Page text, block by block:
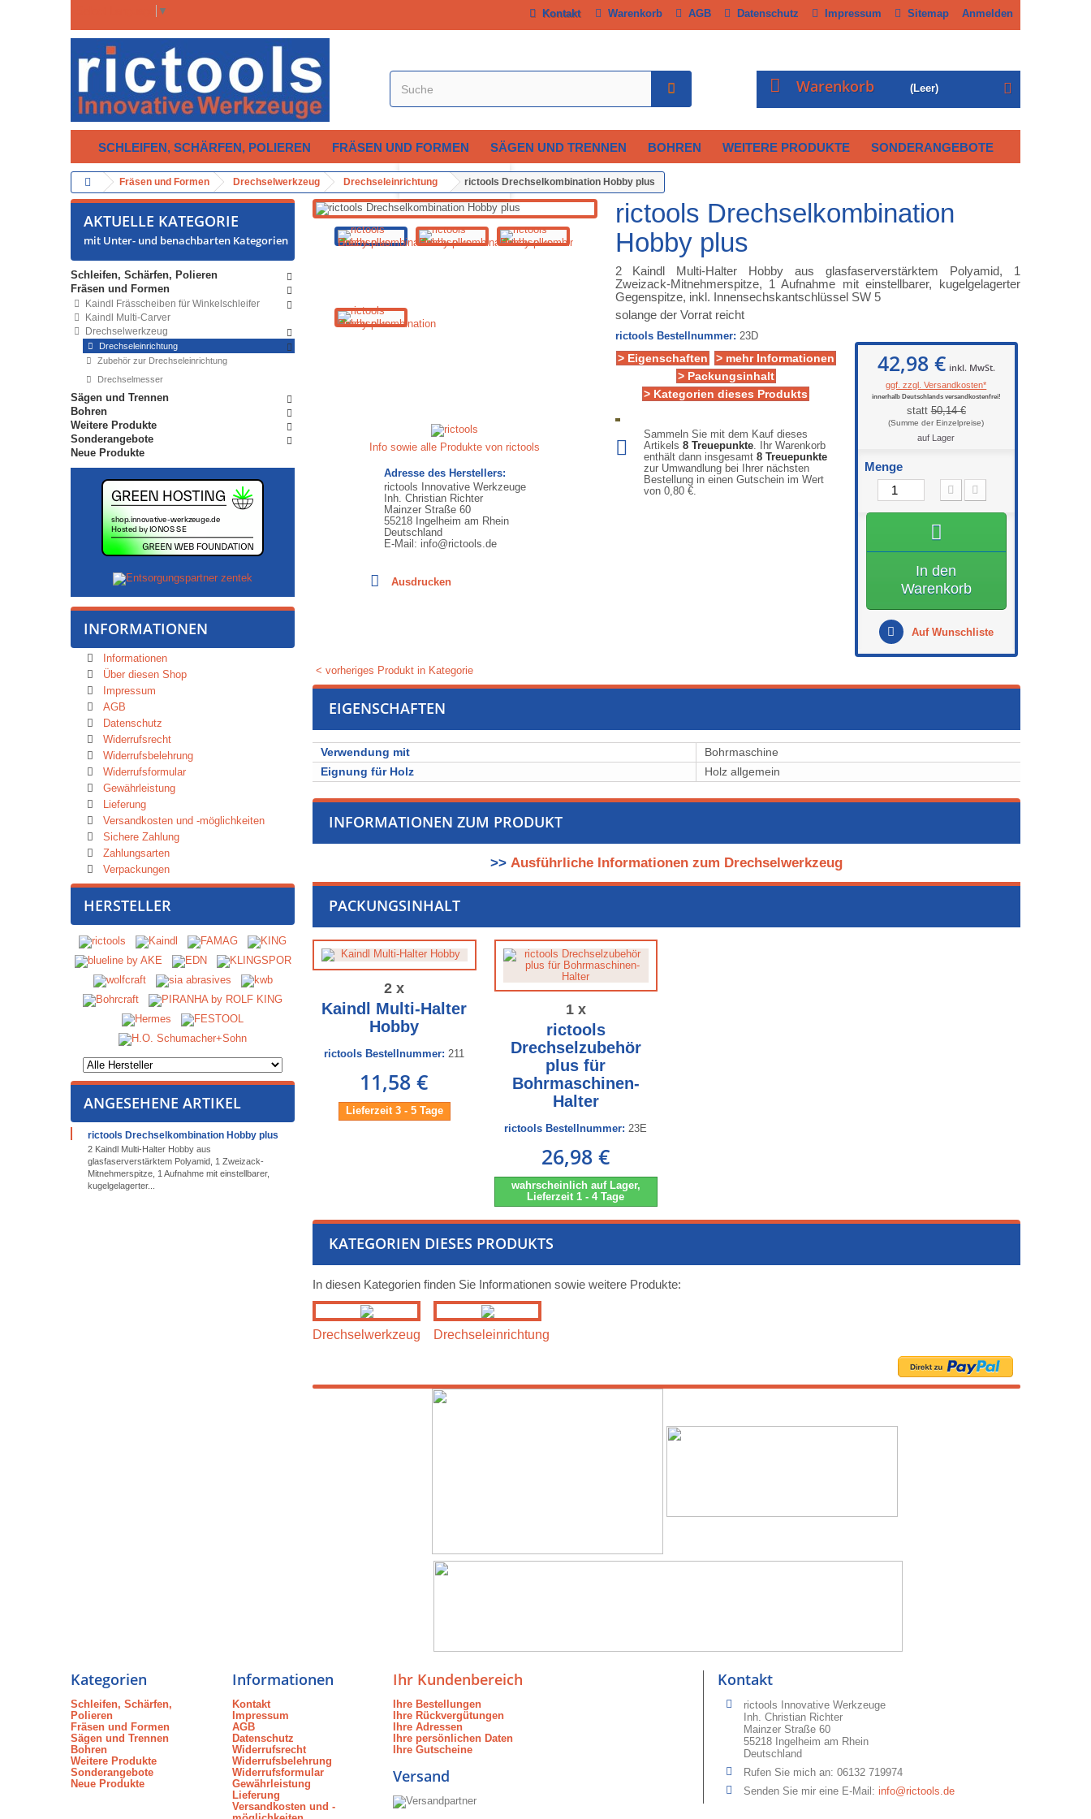
Anmelden
▼ Sitemap
Impressum
Datenschutz
AGB
Warenkorb
Kontakt
Warenkorb (Leer)
SCHLEIFEN, SCHÄRFEN, POLIEREN FRÄSEN UND FORMEN SÄGEN UND TRENNEN BOHREN WEITERE PRODUKTE SONDERANGEBOTE
Fräsen und Formen Drechselwerkzeug Drechseleinrichtung rictools Drechselkombination Hobby plus
AKTUELLE KATEGORIE
mit Unter- und benachbarten Kategorien
Schleifen, Schärfen, Polieren
Fräsen und Formen
Kaindl Frässcheiben für Winkelschleifer
Kaindl Multi-Carver
Drechselwerkzeug
Drechseleinrichtung
Zubehör zur Drechseleinrichtung
Drechselmesser
Sägen und Trennen
Bohren
Weitere Produkte
Sonderangebote
Neue Produkte
INFORMATIONEN
Informationen
Über diesen Shop
Impressum
AGB
Datenschutz
Widerrufsrecht
Widerrufsbelehrung
Widerrufsformular
Gewährleistung
Lieferung
Versandkosten und -möglichkeiten
Sichere Zahlung
Zahlungsarten
Verpackungen
HERSTELLER
ANGESEHENE ARTIKEL
rictools Drechselkombination Hobby plus
2 Kaindl Multi-Halter Hobby aus
glasfaserverstärktem Polyamid, 1 Zweizack-
Mitnehmerspitze, 1 Aufnahme mit einstellbarer,
kugelgelagerter...
Vergrößern
Info sowie alle Produkte von rictools
Adresse des Herstellers:
rictools Innovative Werkzeuge
Inh. Christian Richter
Mainzer Straße 60
55218 Ingelheim am Rhein
Deutschland
E-Mail: info@rictools.de
Ausdrucken
rictools Drechselkombination
Hobby plus
2 Kaindl Multi-Halter Hobby aus glasfaserverstärktem Polyamid, 1
Zweizack-Mitnehmerspitze, 1 Aufnahme mit einstellbarer, kugelgelagerter
Gegenspitze, inkl. Innensechskantschlüssel SW 5
solange der Vorrat reicht
rictools Bestellnummer: 23D
> Eigenschaften
> mehr Informationen
> Packungsinhalt
> Kategorien dieses Produkts
Sammeln Sie mit dem Kauf dieses
Artikels 8Treuepunkte. Ihr Warenkorb
enthält dann insgesamt 8Treuepunkte
zur Umwandlung bei Ihrer nächsten
Bestellung in einen Gutschein im Wert
von 0,80 €.
42,98 € inkl. MwSt.
ggf. zzgl. Versandkosten*
innerhalb Deutschlands versandkostenfrei!
statt50,14 €
auf Lager
Menge
In den
Warenkorb
Auf Wunschliste
< vorheriges Produkt in Kategorie
EIGENSCHAFTEN
Verwendung mit
Bohrmaschine
Eignung für Holz
Holz allgemein
INFORMATIONEN ZUM PRODUKT
>> Ausführliche Informationen zum Drechselwerkzeug
PACKUNGSINHALT
2 x
Kaindl Multi-Halter
Hobby
rictools Bestellnummer:211
11,58 €
Lieferzeit 3 - 5 Tage
1 x
rictools
Drechselzubehör
plus für
Bohrmaschinen-
Halter
rictools Bestellnummer:23E
26,98 €
wahrscheinlich auf Lager,
Lieferzeit 1 - 4 Tage
KATEGORIEN DIESES PRODUKTS
In diesen Kategorien finden Sie Informationen sowie weitere Produkte:
Drechselwerkzeug Drechseleinrichtung
Kategorien
Schleifen, Schärfen,
Polieren
Fräsen und Formen
Sägen und Trennen
Bohren
Weitere Produkte
Sonderangebote
Neue Produkte
Informationen
Kontakt
Impressum
AGB
Datenschutz
Widerrufsrecht
Widerrufsbelehrung
Widerrufsformular
Gewährleistung
Lieferung
Versandkosten und -
Ihr Kundenbereich
Ihre Bestellungen
Ihre Rückvergütungen
Ihre Adressen
Ihre persönlichen Daten
Ihre Gutscheine
Versand
Kontakt
rictools Innovative Werkzeuge
Inh. Christian Richter
Mainzer Straße 60
55218 Ingelheim am Rhein
Deutschland
Rufen Sie mich an: 06132 719974
Senden Sie mir eine E-Mail: info@rictools.de